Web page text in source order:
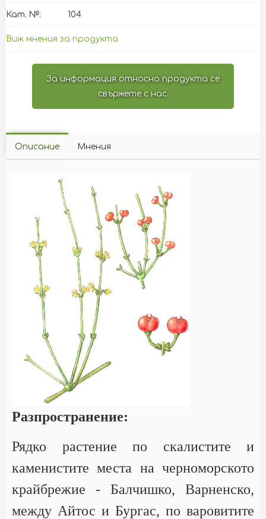
Кат. №: 104
Виж мнения за продукта
За информация относно продукта се
свържете с нас.
Описание Мнения
Разпространение:
Рядко растение по скалистите и
каменистите места на черноморското
крайбрежие - Балчишко, Варненско,
между Айтос и Бургас, по варовитите